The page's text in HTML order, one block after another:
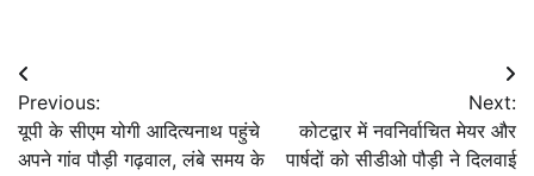
Post
navigation
Previous:
यूपी के सीएम योगी आदित्यनाथ पहुंचे
अपने गांव पौड़ी गढ़वाल, लंबे समय के
Next:
कोटद्वार में नवनिर्वाचित मेयर और
पार्षदों को सीडीओ पौड़ी ने दिलवाई